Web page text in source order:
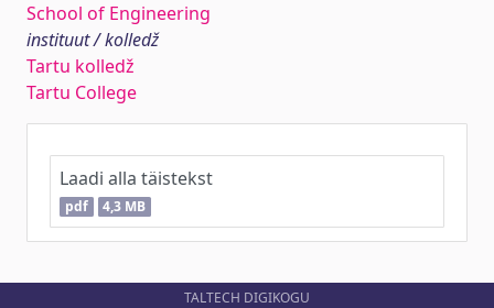
School of Engineering
instituut / kolledž
Tartu kolledž
Tartu College
Laadi alla täistekst
pdf 4,3 MB
TALTECH DIGIKOGU